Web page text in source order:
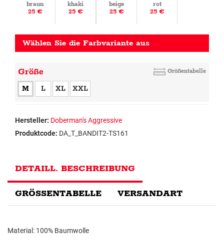
braun
25 €
khaki
25 €
beige
25 €
rot
25 €
Wählen Sie die Farbvariante aus
Größe Größentabelle
M L XL XXL
Hersteller: Doberman's Aggressive
Produktcode: DA_T_BANDIT2-TS161
DETAILL. BESCHREIBUNG
GRÖSSENTABELLE VERSANDART
Material: 100% Baumwolle